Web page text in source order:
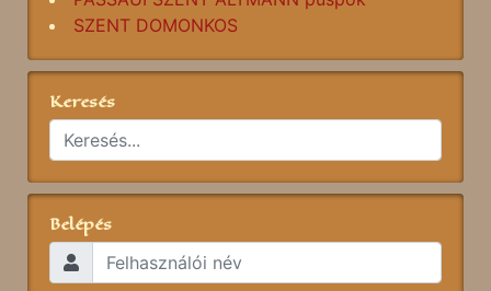
SZENT DOMONKOS
Keresés
Belépés